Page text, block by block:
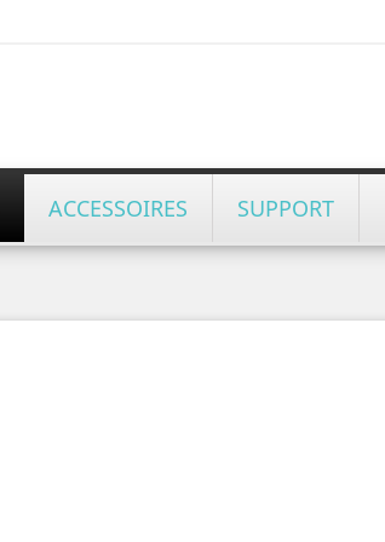
ACCESSOIRES SUPPORT